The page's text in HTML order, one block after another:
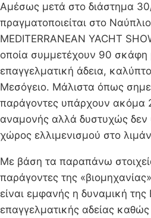
Αμέσως μετά στο διάστημα
πραγματοποιείται στο
MEDITERRANEAN YACHT
οποία συμμετέχουν 90 σκάφη
επαγγελματική άδεια,
Μεσόγειο. Μάλιστα όπως
παράγοντες υπάρχουν ακόμα
αναμονής αλλά δυστυχώς δεν
χώρος ελλιμενισμού στο
Με βάση τα παραπάνω στοιχεία
παράγοντες της
είναι εμφανής η δυναμική της
επαγγελματικής αδείας